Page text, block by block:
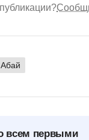
всем первыми